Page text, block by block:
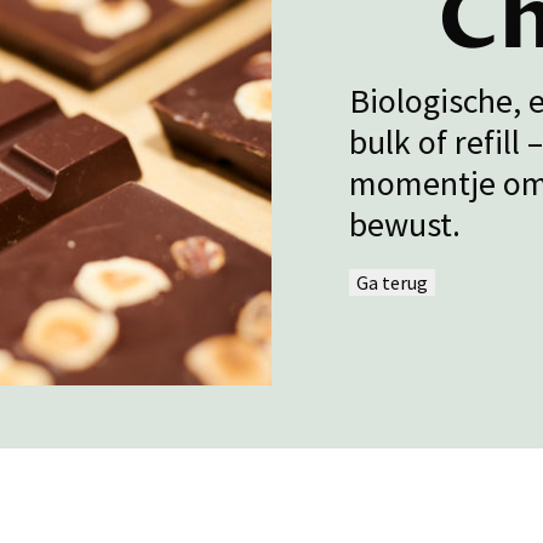
Biologische,
bulk of refill
momentje
bewust.
Ga terug